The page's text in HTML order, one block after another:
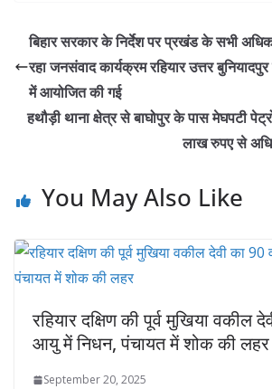
बिहार सरकार के निर्देश पर प्रखंड के सभी
रहा जनसंवाद कार्यक्रम रहियार उत्तर
में आयोजित की गई
हथौड़ी थाना क्षेत्र से बाघोपुर के पास मेघपटी
लाख रुपए से
You May Also Like
रहियार दक्षिण की पूर्व मुखिया वकील
आयु में निधन, पंचायत में शोक की लहर
September 20, 2025